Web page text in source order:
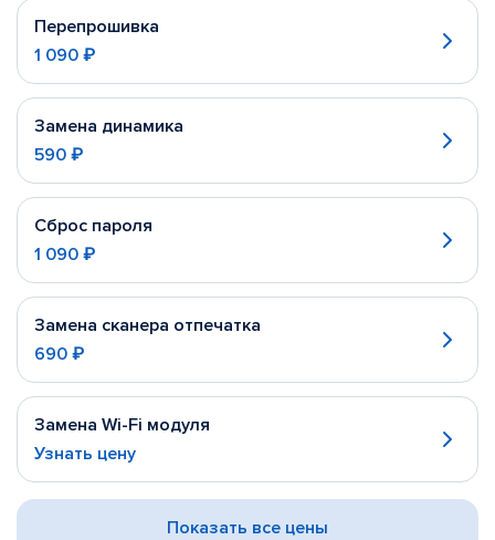
Перепрошивка
1 090 ₽
Замена динамика
590 ₽
Сброс пароля
1 090 ₽
Замена сканера отпечатка
690 ₽
Замена Wi-Fi модуля
Узнать цену
Показать все цены